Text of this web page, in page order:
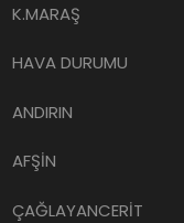
K.MARAŞ
HAVA DURUMU
ANDIRIN
AFŞİN
ÇAĞLAYANCERİT